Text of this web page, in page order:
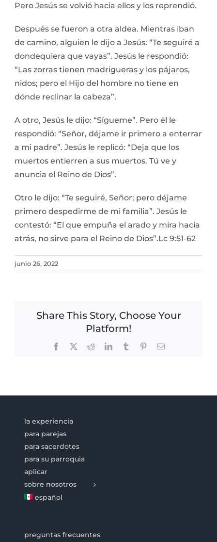
Pero Jesús se volvió hacia ellos y los reprendió.
Después se fueron a otra aldea. Mientras iban
de camino, alguien le dijo a Jesús: “Te seguiré a
dondequiera que vayas”. Jesús le respondió:
“Las zorras tienen madrigueras y los pájaros,
nidos; pero el Hijo del hombre no tiene en
dónde reclinar la cabeza”.
A otro, Jesús le dijo: “Sígueme”. Pero él le
respondió: “Señor, déjame ir primero a enterrar
a mi padre”. Jesús le replicó: “Deja que los
muertos entierren a sus muertos. Tú ve y
anuncia el Reino de Dios”.
Otro le dijo: “Te seguiré, Señor; pero déjame
primero despedirme de mi familia”. Jesús le
contestó: “El que empuña el arado y mira hacia
atrás, no sirve para el Reino de Dios”.Lc 9:51-62
junio 26, 2022
Share This Story, Choose Your
Platform!
Facebook RedditLinkedInTumblr PinterestEmail
la experiencia
para parejas
para sacerdotes
para su parroquia
aplicar
sobre nosotros
español
preguntas frecuentes